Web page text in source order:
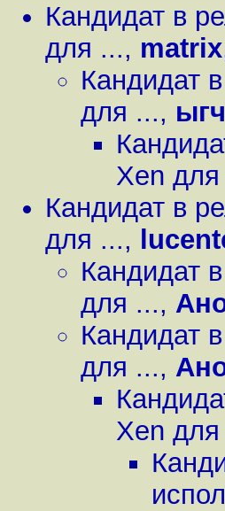
Кандидат в
для ..., matrix
Кандидат
для ...,
Xen для
Кандидат в
для ...,
Кандидат
для ...,
Кандидат
для ...,
Xen для